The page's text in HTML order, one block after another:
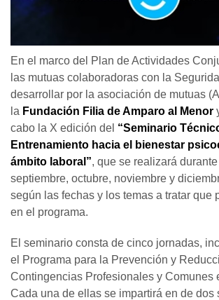
En el marco del Plan de Actividades
las mutuas colaboradoras con la
desarrollar por la asociación de mutuas
la Fundación Filia de Amparo al Menor
cabo la X edición del “Seminario
Entrenamiento hacia el bienestar
ámbito laboral”, que se realizará
septiembre, octubre, noviembre y
según las fechas y los temas a tratar que
en el programa.
El seminario consta de cinco jornadas,
el Programa para la Prevención y
Contingencias Profesionales y Comunes
Cada una de ellas se impartirá en de dos